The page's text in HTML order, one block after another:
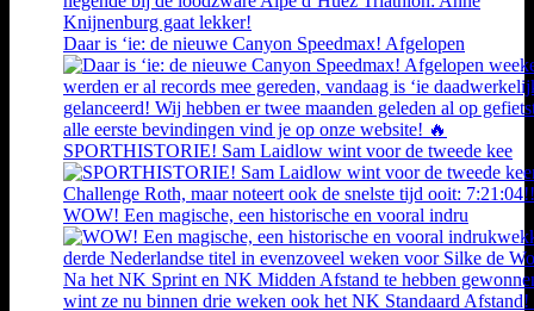
Daar is ‘ie: de nieuwe Canyon Speedmax! Afgelopen
SPORTHISTORIE! Sam Laidlow wint voor de tweede kee
WOW! Een magische, een historische en vooral indru